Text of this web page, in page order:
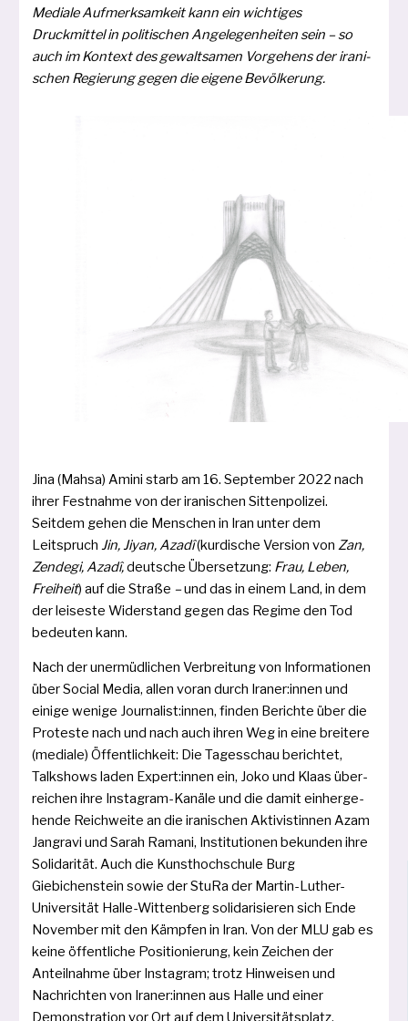
Mediale Aufmerksamkeit kann ein wich­ti­ges
Druckmittel in poli­ti­schen Angelegenheiten sein – so
auch im Kontext des gewalt­sa­men Vorgehens der ira­ni­
schen Regierung gegen die eige­ne Bevölkerung.
Jina (Mahsa) Amini starb am 16. September 2022 nach
ihrer Festnahme von der ira­ni­schen Sittenpolizei.
Seitdem gehen die Menschen in Iran unter dem
LeitspruchJin, Jiyan, Azadî(kur­di­sche Version vonZan,
Zendegi, Azadî,deut­sche Übersetzung: Frau, Leben,
Freiheit) auf die Straße –und das in einem Land, in dem
der lei­ses­te Widerstand gegen das Regime den Tod
bedeu­ten kann.
Nach der uner­müd­li­chen Verbreitung von Informationen
über Social Media, allen vor­an durch Iraner:innen und
eini­ge weni­ge Journalist:innen, fin­den Berichte über die
Proteste nach und nach auch ihren Weg in eine brei­te­re
(media­le) Öffentlichkeit: Die Tagesschau berich­tet,
Talkshows laden Expert:innen ein, Joko und Klaas über­
rei­chen ihre Instagram-Kanäle und die damit ein­her­ge­
hen­de Reichweite an die ira­ni­schen Aktivistinnen Azam
Jangravi und Sarah Ramani, Institutionen bekun­den ihre
Solidarität. Auch die Kunsthochschule Burg
Giebichenstein sowie der StuRa der Martin-Luther-
Universität Halle-Wittenberg soli­da­ri­sie­ren sich Ende
November mit den Kämpfen in Iran. Von der MLU gab es
kei­ne öffent­li­che Positionierung, kein Zeichen der
Anteilnahme über Instagram; trotz Hinweisen und
Nachrichten von Iraner:innen aus Halle und einer
Demonstration vor Ort auf dem Universitätsplatz.